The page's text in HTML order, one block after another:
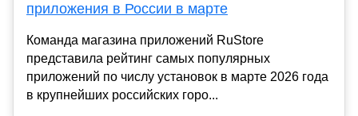
приложения в России в марте
Команда магазина приложений RuStore
представила рейтинг самых популярных
приложений по числу установок в марте 2026 года
в крупнейших российских горо...